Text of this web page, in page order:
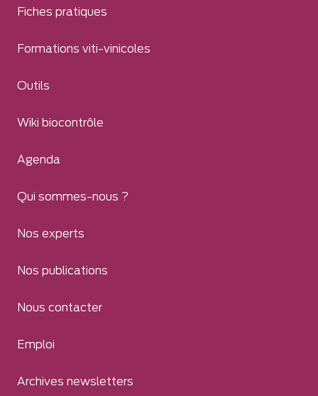
Fiches pratiques
Formations viti-vinicoles
Outils
Wiki biocontrôle
Agenda
Qui sommes-nous ?
Nos experts
Nos publications
Nous contacter
Emploi
Archives newsletters